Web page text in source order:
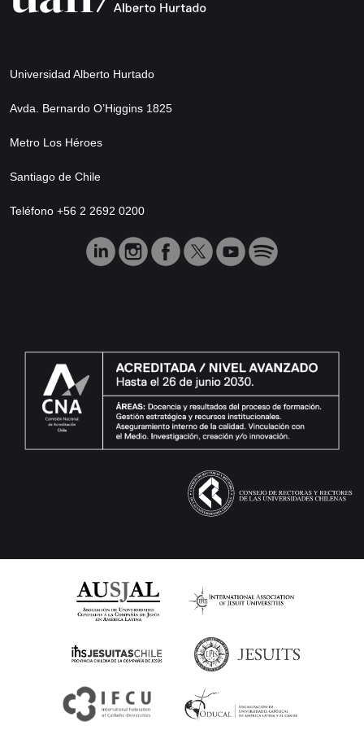
Universidad Alberto Hurtado
Avda. Bernardo O’Higgins 1825
Metro Los Héroes
Santiago de Chile
Teléfono +56 2 2692 0200